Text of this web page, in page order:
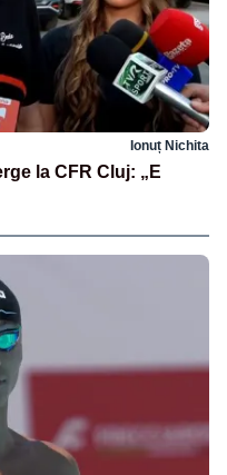
Ionuț Nichita
la CFR Cluj: „E